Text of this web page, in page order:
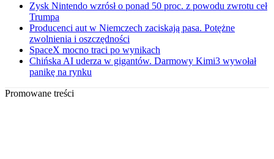
Zysk Nintendo wzrósł o ponad 50 proc. z powodu zwrotu ceł
Trumpa
Producenci aut w Niemczech zaciskają pasa. Potężne
zwolnienia i oszczędności
SpaceX mocno traci po wynikach
Chińska AI uderza w gigantów. Darmowy Kimi3 wywołał
panikę na rynku
Promowane treści